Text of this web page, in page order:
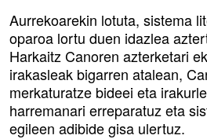
Aurrekoarekin lotuta, sistema
oparoa lortu duen idazlea
Harkaitz Canoren azterketari
irakasleak bigarren atalean,
merkaturatze bideei eta
harremanari erreparatuz eta
egileen adibide gisa ulertuz.